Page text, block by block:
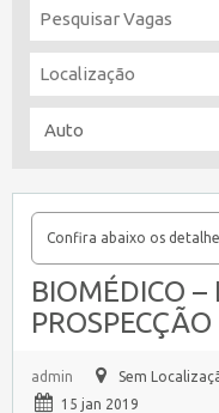
Confira abaixo os
BIOMÉDICO
PROSPECÇÃO
admin
Sem
15 jan 2019